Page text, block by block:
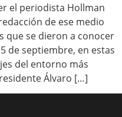
el periodista Hollman
de ese medio
que se dieron a conocer
de septiembre, en estas
del entorno más
Álvaro […]